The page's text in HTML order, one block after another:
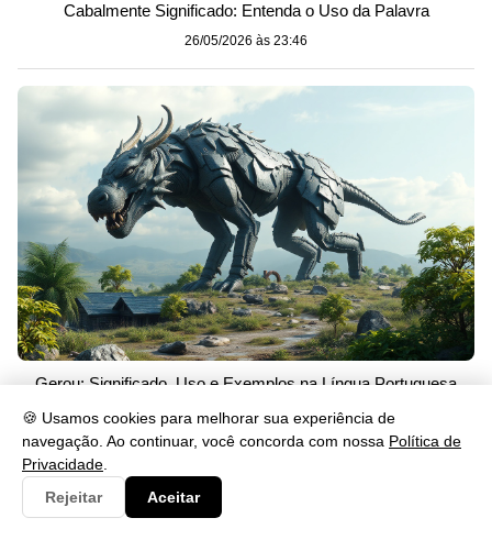
🍪 Usamos cookies para melhorar sua experiência de
navegação. Ao continuar, você concorda com nossa Política de
Privacidade
Rejeitar
Aceitar
Cabalmente Significado: Entenda o Uso da Palavra
26/05/2026 às 23:46
Gerou: Significado, Uso e Exemplos na Língua Portuguesa
26/05/2026 às 23:46